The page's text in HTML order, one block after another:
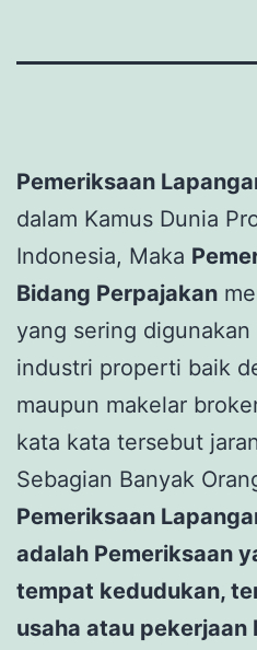
Pemeriksaan
dalam Kamus Dunia
Indonesia, Maka
Bidang Perpajakan
yang sering
industri properti baik
maupun makelar
kata kata tersebut
Sebagian Banyak
Pemeriksaan
adalah Pemeriksaan
tempat kedudukan,
usaha atau pekerjaan